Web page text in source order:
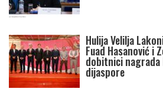
Hulija Velilja
Fuad Hasanović i
dobitnici
dijaspore